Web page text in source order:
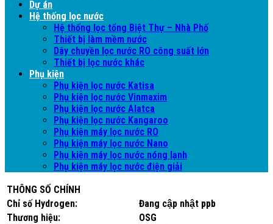
Dự án
Hệ thống lọc nước
Hệ thống lọc tổng Biệt Thự – Nhà Phố
Thiết bị làm mềm nước
Dây chuyền lọc nước RO công suất lớn
Thiết bị lọc nước khác
Phụ kiện
Phụ kiện lọc nước Katisa
Phụ kiện lọc nước Vinmaxim
Phụ kiện lọc nước Alatca
Phụ kiện lọc nước Kangaroo
Phụ kiện máy lọc nước RO
Phụ kiện máy lọc nước Nano
Phụ kiện máy lọc nước nóng lạnh
Phụ kiện máy lọc nước điện giải
THÔNG SỐ CHÍNH
Chỉ số Hydrogen:
Đang cập nhật ppb
Thương hiệu:
OSG